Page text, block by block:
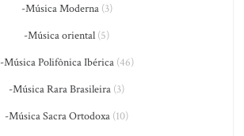
-Música Moderna(3)
-Música oriental (5)
-Música Polifônica Ibérica(46)
-Música Rara Brasileira (3)
-Música Sacra Ortodoxa (10)